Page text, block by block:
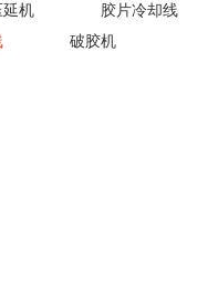
延机 胶片冷却线
破胶机